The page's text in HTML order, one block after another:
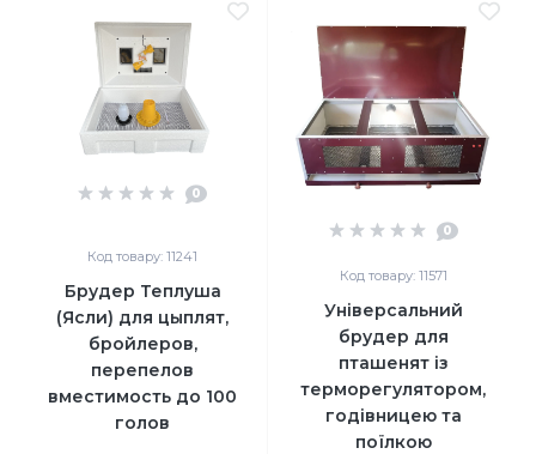
0
Код товару: 11241
Брудер Теплуша
(Ясли) для цыплят,
бройлеров,
перепелов
вместимость до 100
голов
0
Код товару: 11571
Універсальний
брудер для
пташенят із
терморегулятором,
годівницею та
поїлкою